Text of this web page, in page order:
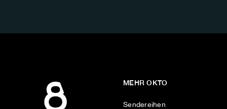
MEHR OKTO
Sendereihen